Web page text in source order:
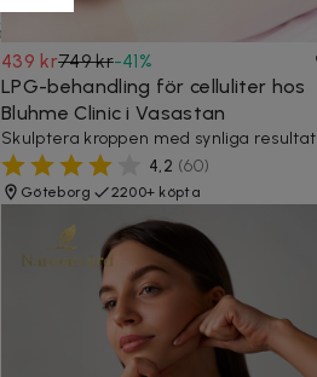
439 kr749 kr-41%
LPG-behandling för celluliter hos
Bluhme Clinic i Vasastan
Skulptera kroppen med synliga resultat
4,2 (60)
Göteborg 2200+ köpta